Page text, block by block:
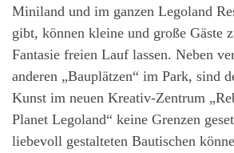
Miniland und im ganzen Legoland
gibt, können kleine und große Gäste
Fantasie freien Lauf lassen. Neben
anderen „Bauplätzen“ im Park, sind
Kunst im neuen Kreativ-Zentrum
Planet Legoland“ keine Grenzen
liebevoll gestalteten Bautischen